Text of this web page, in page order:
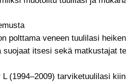
polttama veneen tuulilasi
itsesi sekä matkustajat
(1994–2009) tarviketuulilasi